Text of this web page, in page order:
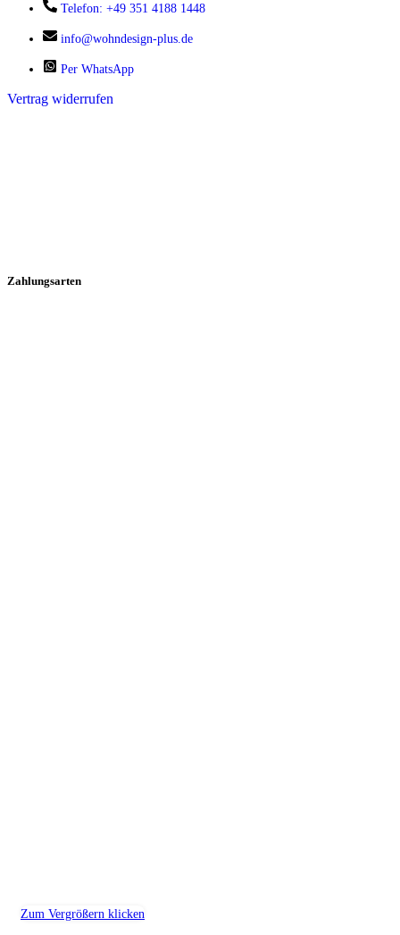
Zum Vergrößern klicken
Telefon: +49 351 4188 1448
info@wohndesign-plus.de
Per WhatsApp
Vertrag widerrufen
Zahlungsarten